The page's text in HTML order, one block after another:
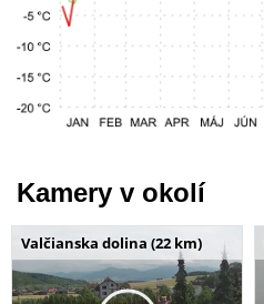
Kamery v okolí
Valčianska dolina (22 km)